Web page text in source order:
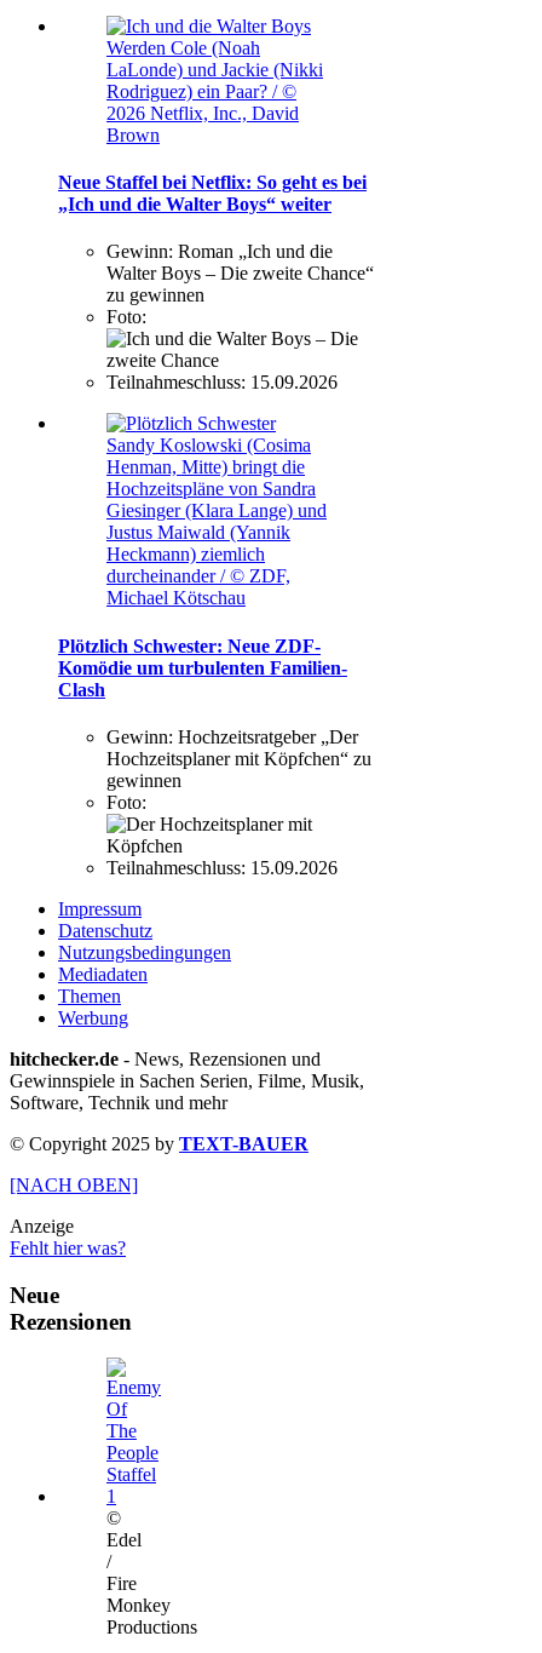
Werden Cole (Noah
LaLonde) und Jackie (Nikki
Rodriguez) ein Paar? / ©
2026 Netflix, Inc., David
Brown
Neue Staffel bei Netflix: So geht es bei
„Ich und die Walter Boys“ weiter
Gewinn: Roman „Ich und die
Walter Boys – Die zweite Chance“
zu gewinnen
Foto:
Teilnahmeschluss: 15.09.2026
Sandy Koslowski (Cosima
Henman, Mitte) bringt die
Hochzeitspläne von Sandra
Giesinger (Klara Lange) und
Justus Maiwald (Yannik
Heckmann) ziemlich
durcheinander / © ZDF,
Michael Kötschau
Plötzlich Schwester: Neue ZDF-
Komödie um turbulenten Familien-
Clash
Gewinn: Hochzeitsratgeber „Der
Hochzeitsplaner mit Köpfchen“ zu
gewinnen
Foto:
Teilnahmeschluss: 15.09.2026
Impressum
Datenschutz
Nutzungsbedingungen
Mediadaten
Themen
Werbung
hitchecker.de - News, Rezensionen und
Gewinnspiele in Sachen Serien, Filme, Musik,
Software, Technik und mehr
© Copyright 2025 by TEXT-BAUER
[NACH OBEN]
Anzeige
Fehlt hier was?
Neue
Rezensionen
©
Edel
/
Fire
Monkey
Productions